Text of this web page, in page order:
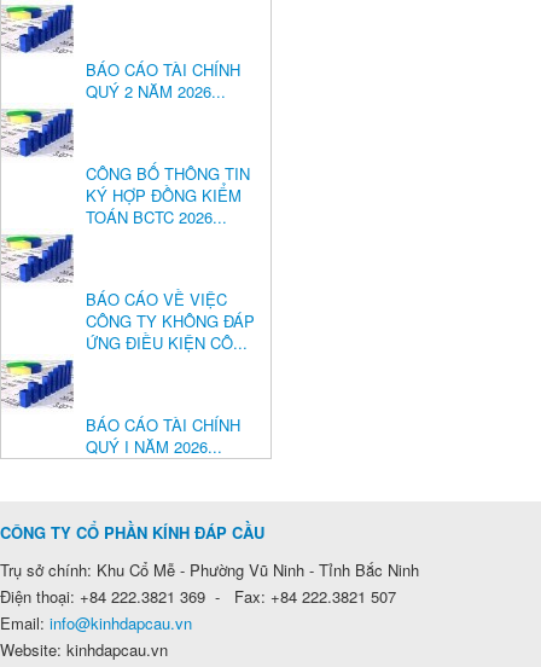
BÁO CÁO TÀI CHÍNH
QUÝ 2 NĂM 2026...
CÔNG BỐ THÔNG TIN
KÝ HỢP ĐỒNG KIỂM
TOÁN BCTC 2026...
BÁO CÁO VỀ VIỆC
CÔNG TY KHÔNG ĐÁP
ỨNG ĐIỀU KIỆN CÔ...
BÁO CÁO TÀI CHÍNH
QUÝ I NĂM 2026...
CÔNG TY CỔ PHẦN KÍNH ĐÁP CẦU
Trụ sở chính: Khu Cổ Mễ - Phường Vũ Ninh - Tỉnh Bắc Ninh
Điện thoại: +84 222.3821 369 - Fax: +84 222.3821 507
Email: info@kinhdapcau.vn
Website: kinhdapcau.vn